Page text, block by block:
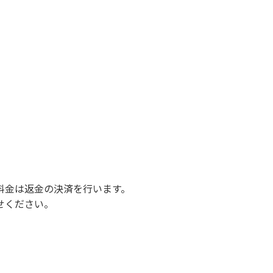
は返金の決済を行います。
ださい。